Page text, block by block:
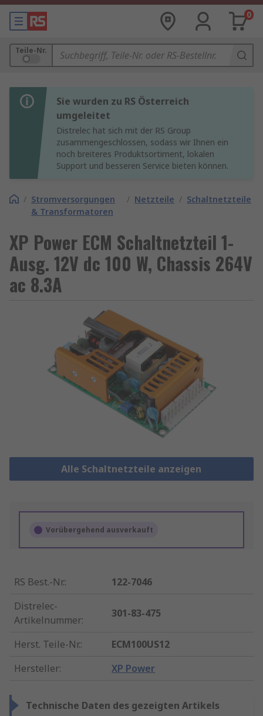
0
Teile-Nr.
Sie wurden zu RS Österreich
umgeleitet
Distrelec hat sich mit der RS Group
zusammengeschlossen, sodass wir Ihnen ein
noch breiteres Produktsortiment, lokalen
Support und besseren Service bieten können.
/ Stromversorgungen
& Transformatoren
/ Netzteile / Schaltnetzteile
XP Power ECM Schaltnetzteil 1-
Ausg. 12V dc 100 W, Chassis 264V
ac 8.3A
Alle Schaltnetzteile anzeigen
Vorübergehend ausverkauft
RS Best.-Nr.:
122-7046
Distrelec-
Artikelnummer:
301-83-475
Herst. Teile-Nr.:
ECM100US12
Hersteller: XP Power
Technische Daten des gezeigten Artikels